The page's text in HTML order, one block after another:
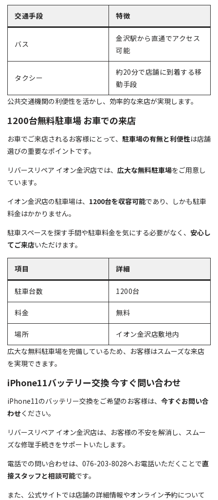
交通手段 特徴
バス
金沢駅から直通でアクセス
可能
タクシー
約20分で店舗に到着する移
動手段
公共交通機関の利便性を活かし、効率的な来店が実現します。
1200台無料駐車場 お車での来店
お車でご来店されるお客様にとって、 駐車場の有無と利便性は店舗
選びの重要なポイントです。
リバースリペア イオン金沢店では、 広大な無料駐車場をご用意し
ています。
イオン金沢店の駐車場は、 1200台を収容可能であり、しかも駐車
料金はかかりません。
駐車スペースを探す手間や駐車料金を気にする必要がなく、 安心し
てご来店いただけます。
項目 詳細
駐車台数 1200台
料金 無料
場所
イオン金沢店敷地内
広大な無料駐車場を完備しているため、お客様はスムーズな来店
を実現できます。
iPhone11バッテリー交換 今すぐ問い合わせ
iPhone11のバッテリー交換をご希望のお客様は、 今すぐお問い合
わせください。
リバースリペア イオン金沢店は、お客様の不安を解消し、スムー
ズな修理手続きをサポートいたします。
電話での問い合わせは、076-203-8028へお電話いただくことで直
接スタッフと相談可能です。
また、公式サイトでは店舗の詳細情報やオンライン予約について